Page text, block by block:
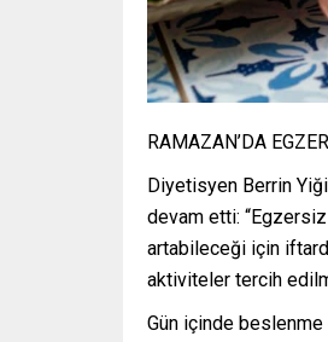
RAMAZAN’DA
Diyetisyen Berrin
devam etti:
artabileceği için
aktiviteler tercih
Gün içinde